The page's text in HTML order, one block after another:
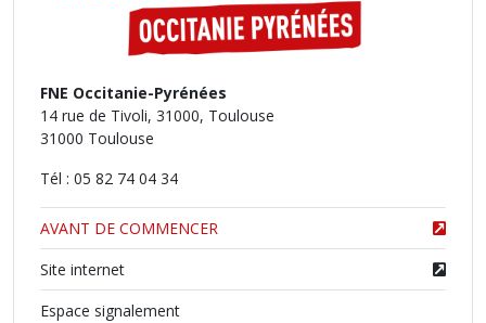
FNE Occitanie-Pyrénées
14 rue de Tivoli, 31000, Toulouse
31000 Toulouse
Tél : 05 82 74 04 34
AVANT DE COMMENCER
Site internet
Espace signalement